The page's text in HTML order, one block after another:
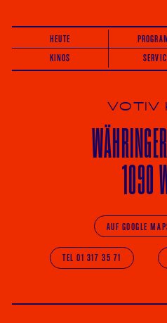
HEUTE
KINOS
VOTIV
1090
AUF GOOGLE
TEL 01 317 35 71